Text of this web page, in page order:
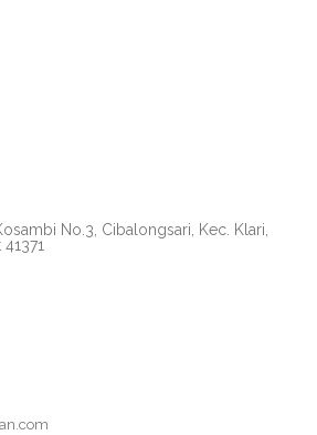
No.3, Cibalongsari, Kec. Klari,